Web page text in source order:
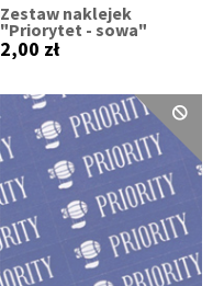
Zestaw naklejek
"Priorytet - sowa"
2,00 zł